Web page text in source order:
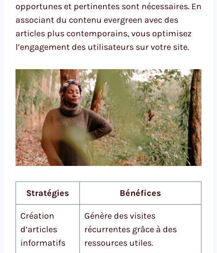
opportunes et pertinentes sont nécessaires. En
associant du contenu evergreen avec des
articles plus contemporains, vous optimisez
l’engagement des utilisateurs sur votre site.
Stratégies Bénéfices
Création
d’articles
informatifs
Génère des visites
récurrentes grâce à des
ressources utiles.